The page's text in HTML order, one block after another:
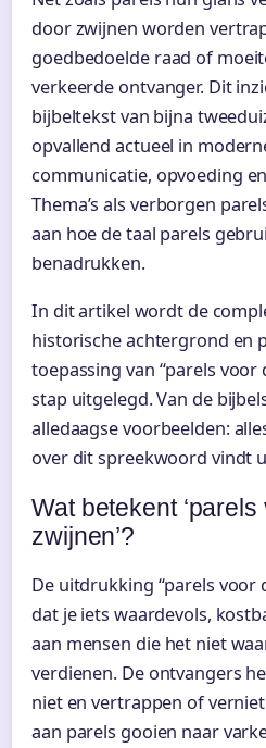
door zwijnen worden
goedbedoelde raad of
verkeerde ontvanger. Dit
bijbeltekst van bijna
opvallend actueel in
communicatie, opvoeding
Thema’s als verborgen
aan hoe de taal parels
benadrukken.
In dit artikel wordt de
historische achtergrond en
toepassing van “parels voor
stap uitgelegd. Van de
alledaagse voorbeelden:
over dit spreekwoord vindt
Wat betekent ‘parels
zwijnen’?
De uitdrukking “parels voor
dat je iets waardevols,
aan mensen die het niet
verdienen. De ontvangers
niet en vertrappen of
aan parels gooien naar